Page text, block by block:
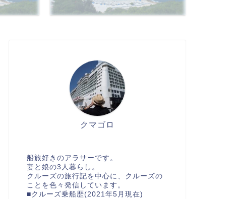
クマゴロ
船旅好きのアラサーです。
妻と娘の3人暮らし。
クルーズの旅行記を中心に、クルーズの
ことを色々発信しています。
■クルーズ乗船歴(2021年5月現在)